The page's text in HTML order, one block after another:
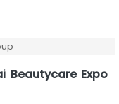
Beautycare Expo